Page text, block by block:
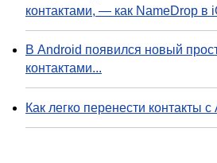
контактами, — как NameDrop в
В Android появился новый
контактами...
Как легко перенести контакты